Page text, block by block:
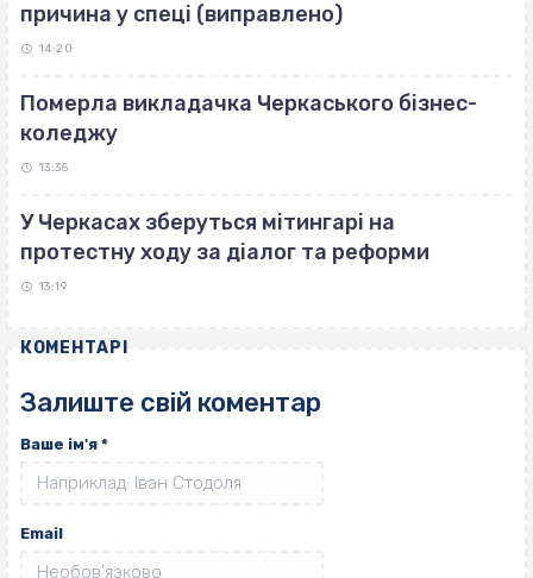
причина у спеці (виправлено)
14:20
Померла викладачка Черкаського бізнес-
коледжу
13:35
У Черкасах зберуться мітингарі на
протестну ходу за діалог та реформи
13:19
КОМЕНТАРІ
Залиште свій коментар
Ваше ім'я *
Email